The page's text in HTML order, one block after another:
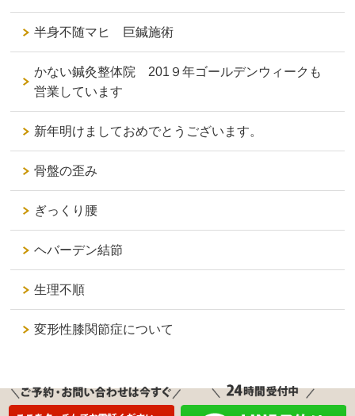
半身不随マヒ 巨鍼施術
かない鍼灸整体院 201９年ゴールデンウィークも
営業しています
新年明けましておめでとうございます。
骨盤の歪み
ぎっくり腰
ヘバーデン結節
生理不順
変形性膝関節症について